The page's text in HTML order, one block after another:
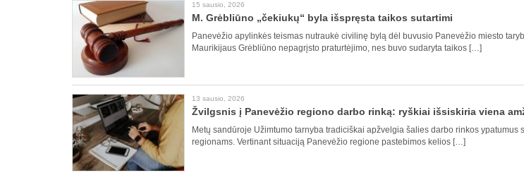
15 sausio, 2026
M. Grėbliūno „čekiukų“ byla išspręsta taikos sutartimi
Panevėžio apylinkės teismas nutraukė civilinę bylą dėl buvusio Panevėžio miesto
Maurikijaus Grėbliūno nepagrįsto praturtėjimo, nes buvo sudaryta taikos […]
13 sausio, 2026
Žvilgsnis į Panevėžio regiono darbo rinką: ryškiai išsiskiria viena
Metų sandūroje Užimtumo tarnyba tradiciškai apžvelgia šalies darbo rinkos ypatumus
regionams. Vertinant situaciją Panevėžio regione pastebimos kelios […]